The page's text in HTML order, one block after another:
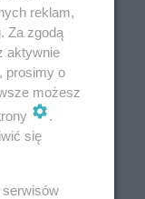
reklam,
Za zgodą
aktywnie
prosimy o
możesz
.
się
serwisów